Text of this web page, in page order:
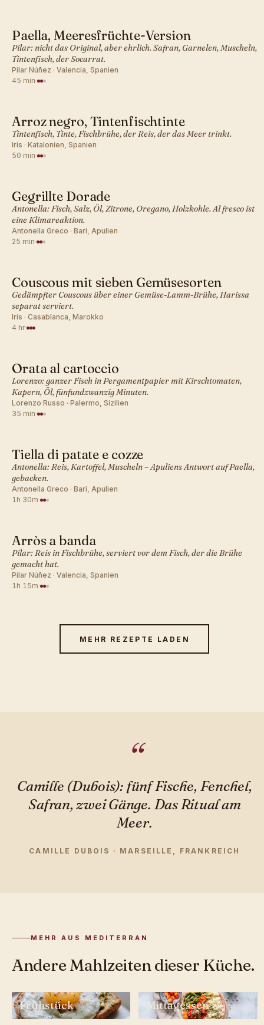
MEDITERRAN · ABENDESSEN
Paella, Meeresfrüchte-Version
Pilar: nicht das Original, aber ehrlich. Safran, Garnelen, Muscheln,
Tintenfisch, der Socarrat.
Pilar Núñez · Valencia, Spanien
45 min·
MEDITERRAN · ABENDESSEN
Arroz negro, Tintenfischtinte
Tintenfisch, Tinte, Fischbrühe, der Reis, der das Meer trinkt.
Iris · Katalonien, Spanien
50 min·
MEDITERRAN · ABENDESSEN
Gegrillte Dorade
Antonella: Fisch, Salz, Öl, Zitrone, Oregano, Holzkohle. Al fresco ist
eine Klimareaktion.
Antonella Greco · Bari, Apulien
25 min·
MEDITERRAN · ABENDESSEN
Couscous mit sieben Gemüsesorten
Gedämpfter Couscous über einer Gemüse-Lamm-Brühe, Harissa
separat serviert.
Iris · Casablanca, Marokko
4 hr·
MEDITERRAN · ABENDESSEN
Orata al cartoccio
Lorenzo: ganzer Fisch in Pergamentpapier mit Kirschtomaten,
Kapern, Öl, fünfundzwanzig Minuten.
Lorenzo Russo · Palermo, Sizilien
35 min·
MEDITERRAN · ABENDESSEN
Tiella di patate e cozze
Antonella: Reis, Kartoffel, Muscheln – Apuliens Antwort auf Paella,
gebacken.
Antonella Greco · Bari, Apulien
1h 30m·
MEDITERRAN · ABENDESSEN
Arròs a banda
Pilar: Reis in Fischbrühe, serviert vor dem Fisch, der die Brühe
gemacht hat.
Pilar Núñez · Valencia, Spanien
1h 15m·
MEHR REZEPTE LADEN
Camille (Dubois): fünf Fische, Fenchel,
Safran, zwei Gänge. Das Ritual am
Meer.
CAMILLE DUBOIS · MARSEILLE, FRANKREICH
MEHR AUS MEDITERRAN
Andere Mahlzeiten dieser Küche.
Frühstück Mittagessen